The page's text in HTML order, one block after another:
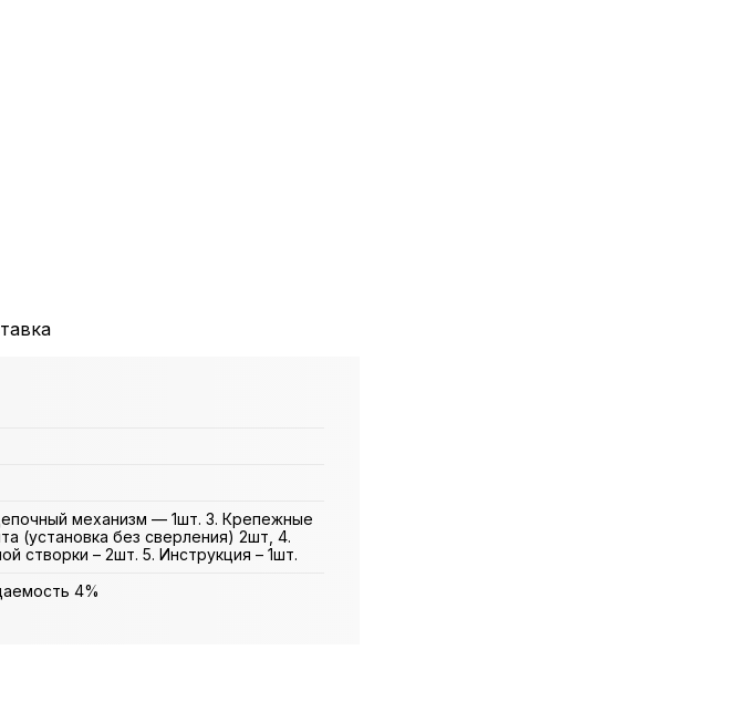
механизм — 1шт. 3. Крепежные
(установка без сверления) 2шт, 4.
створки – 2шт. 5. Инструкция – 1шт.
4%